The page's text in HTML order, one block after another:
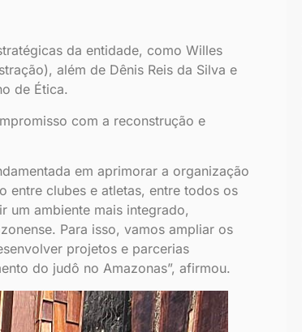
da entidade, como Willes
além de Dênis Reis da Silva e
de Ética.
com a reconstrução e
em aprimorar a organização
entre clubes e atletas, entre todos os
um ambiente mais integrado,
Para isso, vamos ampliar os
projetos e parcerias
do judô no Amazonas”, afirmou.